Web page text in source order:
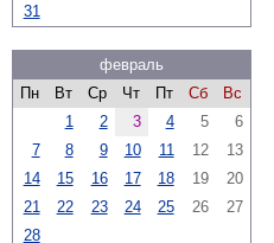
31
февраль
Пн
Вт Ср Чт Пт Сб
Вс
1
2 3 4 5
6
7
8 9 10 11 12
13
14
15 16 17 18 19
20
21
22 23 24 25 26
27
28